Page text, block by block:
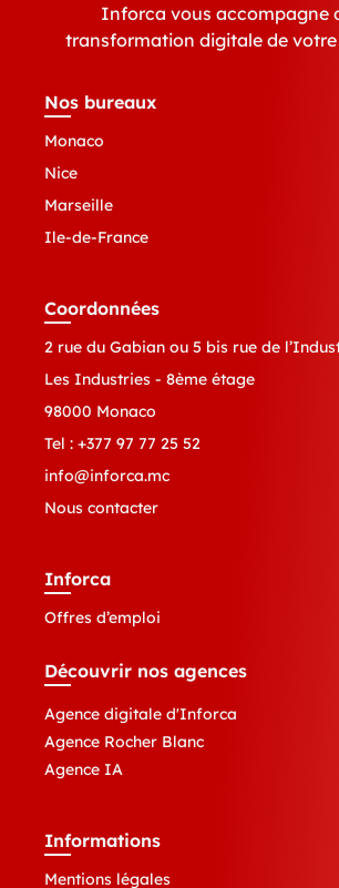
Inforca vous accompagne
transformation digitale de votre
Nos bureaux
Monaco
Nice
Marseille
Ile-de-France
Coordonnées
2 rue du Gabian ou 5 bis rue de
Les Industries - 8ème étage
98000 Monaco
Tel : +377 97 77 25 52
info@inforca.mc
Nous contacter
Inforca
Offres d’emploi
Découvrir nos agences
Agence digitale d'Inforca
Agence Rocher Blanc
Agence IA
Informations
Mentions légales